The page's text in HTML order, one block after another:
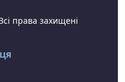
права захищені